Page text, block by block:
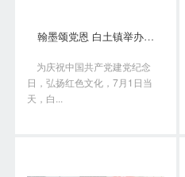
翰墨颂党恩 白土镇举办书画笔会庆“七一”
为庆祝中国共产党建党纪念
日，弘扬红色文化，7月1日当
天，白...